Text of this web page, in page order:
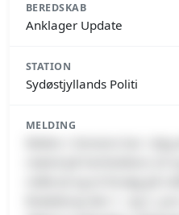
BEREDSKAB
Anklager Update
STATION
Sydøstjyllands Politi
MELDING